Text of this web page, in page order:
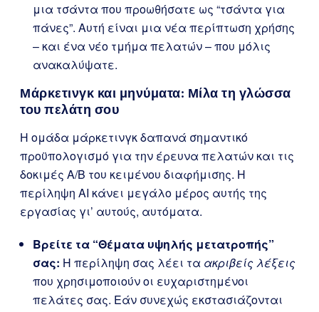
μια τσάντα που προωθήσατε ως “τσάντα για
πάνες”. Αυτή είναι μια νέα περίπτωση χρήσης
– και ένα νέο τμήμα πελατών – που μόλις
ανακαλύψατε.
Μάρκετινγκ και μηνύματα: Μίλα τη γλώσσα
του πελάτη σου
Η ομάδα μάρκετινγκ δαπανά σημαντικό
προϋπολογισμό για την έρευνα πελατών και τις
δοκιμές A/B του κειμένου διαφήμισης. Η
περίληψη AI κάνει μεγάλο μέρος αυτής της
εργασίας γι’ αυτούς, αυτόματα.
Βρείτε τα “Θέματα υψηλής μετατροπής”
σας: Η περίληψη σας λέει τα ακριβείς λέξεις
που χρησιμοποιούν οι ευχαριστημένοι
πελάτες σας. Εάν συνεχώς εκστασιάζονται